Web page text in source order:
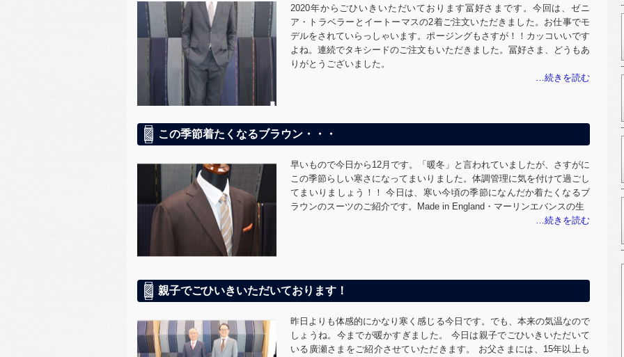
2020年からごひいきいただいております冨好さまです。今回は、ゼニ
ア・トラベラーとイートーマスの2着ご注文いただきました。お仕事でモ
デルをされていらっしゃいます。ポージングもさすが！！カッコいいです
よね。連続でタキシードのご注文もいただきました。冨好さま、どうもあ
りがとうございました。
この季節着たくなるブラウン・・・
早いもので今日から12月です。「暖冬」と言われていましたが、さすがに
この季節らしい寒さになってまいりました。体調管理に気を付けて過ごし
てまいりましょう！！ 今日は、寒い今頃の季節になんだか着たくなるブ
ラウンのスーツのご紹介です。Made in England・マーリンエバンスの生
親子でごひいきいただいております！
昨日よりも体感的にかなり寒く感じる今日です。でも、本来の気温なので
しょうね。今までが暖かすぎました。 今日は親子でごひいきいただいて
いる廣瀬さまをご紹介させていただきます。 お父さまには、15年以上も